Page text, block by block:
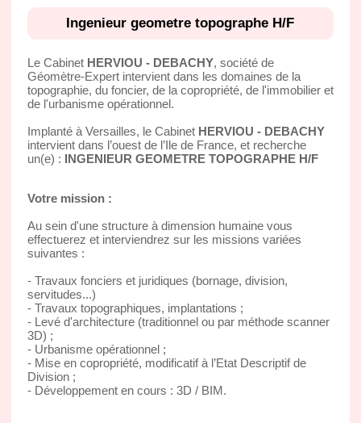
Ingenieur geometre topographe H/F
Le Cabinet HERVIOU - DEBACHY, société de
Géomètre-Expert intervient dans les domaines de la
topographie, du foncier, de la copropriété, de l'immobilier et
de l'urbanisme opérationnel.
Implanté à Versailles, le Cabinet HERVIOU - DEBACHY
intervient dans l’ouest de l’Ile de France, et recherche
un(e) : INGENIEUR GEOMETRE TOPOGRAPHE H/F
Votre mission :
Au sein d'une structure à dimension humaine vous
effectuerez et interviendrez sur les missions variées
suivantes :
- Travaux fonciers et juridiques (bornage, division,
servitudes...)
- Travaux topographiques, implantations ;
- Levé d'architecture (traditionnel ou par méthode scanner
3D) ;
- Urbanisme opérationnel ;
- Mise en copropriété, modificatif à l’Etat Descriptif de
Division ;
- Développement en cours : 3D / BIM.